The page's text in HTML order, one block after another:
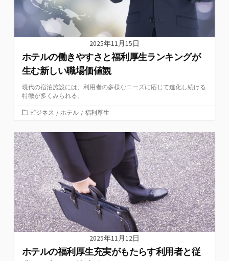
2025年11月15日
ホテルの働きやすさと福利厚生ランキングが
生む新しい職場価値観
現代の宿泊施設には、利用者の多様なニーズに応じて進化し続ける
特徴が多くみられる。
カ
ゴ
リ
ー
ビジネス / ホテル / 福利厚生
2025年11月12日
ホテルの福利厚生充実がもたらす利用者と従